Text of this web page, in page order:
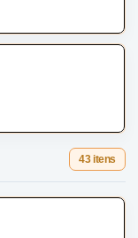
43 itens